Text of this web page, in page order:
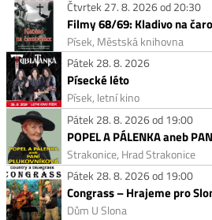
Čtvrtek 27. 8. 2026 od 20:30
Filmy 68/69: Kladivo na
Písek, Městská knihovna
Pátek 28. 8. 2026
Písecké léto
Písek, letní kino
Pátek 28. 8. 2026 od 19:00
POPEL A PÁLENKA aneb
Strakonice, Hrad Strakonice
Pátek 28. 8. 2026 od 19:00
Congrass – Hrajeme pro
Dům U Slona